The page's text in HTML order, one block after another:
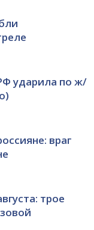
ударила по ж/
враг
трое